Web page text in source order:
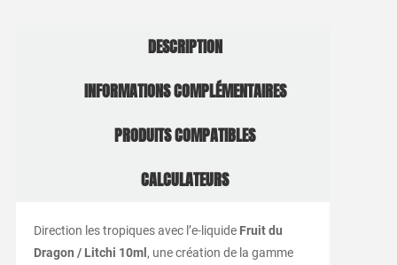
DESCRIPTION
INFORMATIONS COMPLÉMENTAIRES
PRODUITS COMPATIBLES
CALCULATEURS
Direction les tropiques avec l’e-liquide Fruit du
Dragon / Litchi 10ml , une création de la gamme